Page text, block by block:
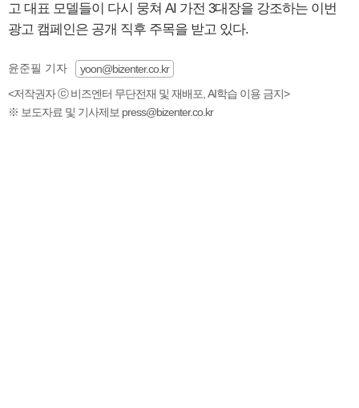
고 대표 모델들이 다시 뭉쳐 AI 가전 3대장을 강조하는 이번
광고 캠페인은 공개 직후 주목을 받고 있다.
윤준필 기자
yoon@bizenter.co.kr
<저작권자 ⓒ 비즈엔터 무단전재 및 재배포, AI학습 이용 금지>
※ 보도자료 및 기사제보 press@bizenter.co.kr